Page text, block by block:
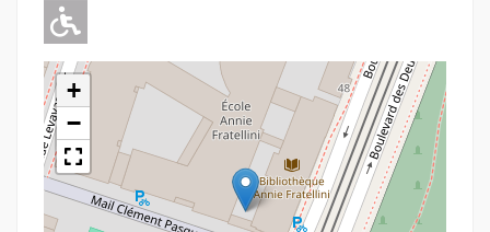
Adapté pour l'handicap Moteur
+
−